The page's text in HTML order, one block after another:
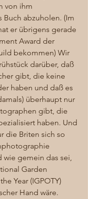
von ihm
abzuholen. (Im
er übrigens gerade
Award der
bekommen) Wir
darüber, daß
gibt, die keine
haben und daß es
überhaupt nur
gibt, die
haben. Und
die Briten sich so
wie gemein das sei,
Garden
Year (IGPOTY)
Hand wäre.